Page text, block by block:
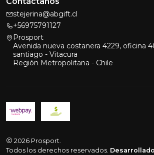
stejerina@abgift.cl
+56975791127
Prosport
Avenida nueva costanera 4229, oficina
santiago - Vitacura
Región Metropolitana - Chile
2026 Prosport.
Todos los derechos reservados.